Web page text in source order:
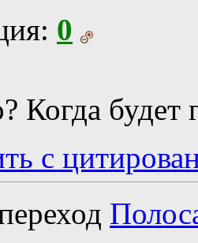
0
Когда будет
с